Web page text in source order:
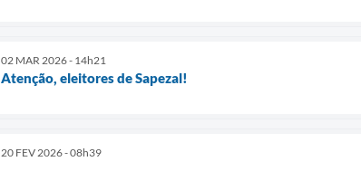
02 MAR 2026 - 14h21
Atenção, eleitores de Sapezal!
20 FEV 2026 - 08h39